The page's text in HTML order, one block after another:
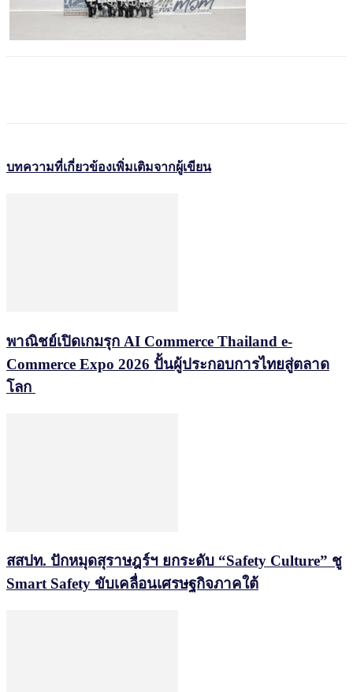
บทความที่เกี่ยวข้องเพิ่มเติมจากผู้เขียน
พาณิชย์เปิดเกมรุก AI Commerce Thailand e-
Commerce Expo 2026 ปั้นผู้ประกอบการไทยสู่ตลาด
โลก
สสปท. ปักหมุดสุราษฎร์ฯ ยกระดับ “Safety Culture” ชู
Smart Safety ขับเคลื่อนเศรษฐกิจภาคใต้